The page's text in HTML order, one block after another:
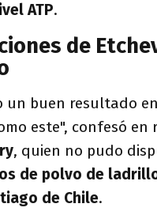
ATP.
de
un buen resultado
este", confesó en
, quien no pudo
de polvo de
de Chile.